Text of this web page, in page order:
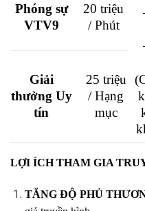
Phóng sự
VTV9
20 triệu
/ Phút
Giải
thưởng Uy
tín
25 triệu
/ Hạng
mục
LỢI ÍCH THAM GIA
TĂNG ĐỘ PHỦ